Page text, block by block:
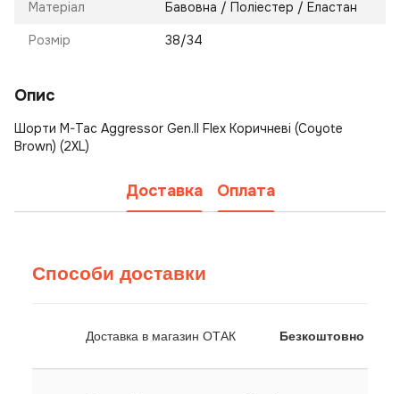
Матеріал Бавовна / Поліестер / Еластан
Розмір 38/34
Опис
Шорти M-Tac Aggressor Gen.II Flex Коричневі (Coyote
Brown) (2XL)
Доставка Оплата
Способи доставки
Доставка в магазин ОТАК Безкоштовно